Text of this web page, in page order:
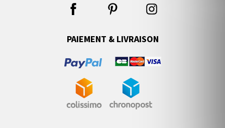
PAIEMENT & LIVRAISON